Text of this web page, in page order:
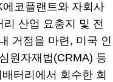
에코플랜트와 자회사
산업 요충지 및 전
거점을 마련, 미국 인
원자재법(CRMA) 등
터리에서 회수한 희